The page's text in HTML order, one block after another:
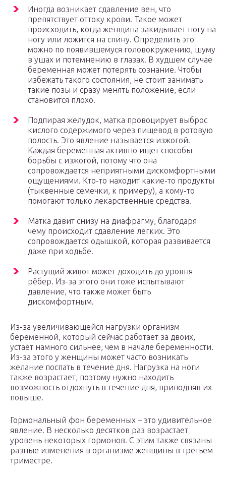
Иногда возникает сдавление вен, что
препятствует оттоку крови. Такое может
происходить, когда женщина закидывает ногу на
ногу или ложится на спину. Определить это
можно по появившемуся головокружению, шуму
в ушах и потемнению в глазах. В худшем случае
беременная может потерять сознание. Чтобы
избежать такого состояния, не стоит занимать
такие позы и сразу менять положение, если
становится плохо.
Подпирая желудок, матка провоцирует выброс
кислого содержимого через пищевод в ротовую
полость. Это явление называется изжогой.
Каждая беременная активно ищет способы
борьбы с изжогой, потому что она
сопровождается неприятными дискомфортными
ощущениями. Кто-то находит какие-то продукты
(тыквенные семечки, к примеру), а кому-то
помогают только лекарственные средства.
Матка давит снизу на диафрагму, благодаря
чему происходит сдавление лёгких. Это
сопровождается одышкой, которая развивается
даже при ходьбе.
Растущий живот может доходить до уровня
рёбер. Из-за этого они тоже испытывают
давление, что также может быть
дискомфортным.
Из-за увеличивающейся нагрузки организм
беременной, который сейчас работает за двоих,
устаёт намного сильнее, чем в начале беременности.
Из-за этого у женщины может часто возникать
желание поспать в течение дня. Нагрузка на ноги
также возрастает, поэтому нужно находить
возможность отдохнуть в течение дня, приподняв их
повыше.
Гормональный фон беременных – это удивительное
явление. В несколько десятков раз возрастает
уровень некоторых гормонов. С этим также связаны
разные изменения в организме женщины в третьем
триместре.